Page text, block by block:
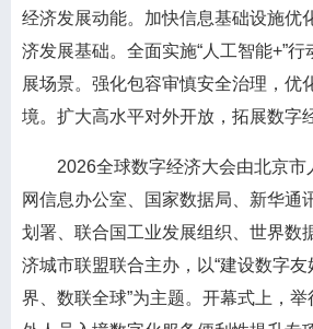
经济发展动能。加快信息基础设施优
济发展基础。全面实施“人工智能+”
展场景。强化包容审慎安全治理，优
境。扩大高水平对外开放，拓展数字
2026全球数字经济大会由北京市
网信息办公室、国家数据局、新华通
划署、联合国工业发展组织、世界数
济城市联盟联合主办，以“建设数字
界、数联全球”为主题。开幕式上，